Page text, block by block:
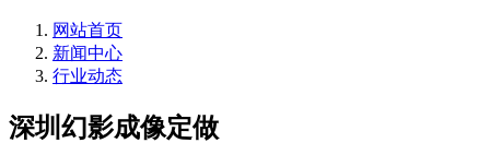
网站首页
新闻中心
行业动态
深圳幻影成像定做